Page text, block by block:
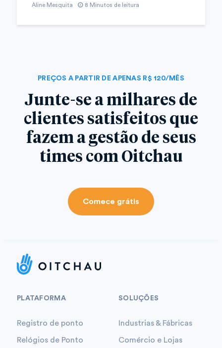
Aline Mesquita 8 Minutos de leitura
PREÇOS A PARTIR DE APENAS R$ 120/MÊS
Junte-se a milhares de
clientes satisfeitos que
fazem a gestão de seus
times com Oitchau
Comece grátis
PLATAFORMA
Registro de ponto
Relógios de Ponto
SOLUÇÕES
Industrias & Fábricas
Comércio e Lojas